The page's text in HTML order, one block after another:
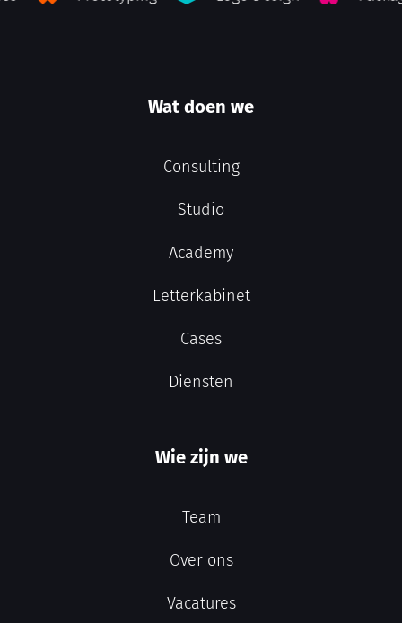
Wat doen we
Consulting
Studio
Academy
Letterkabinet
Cases
Diensten
Wie zijn we
Team
Over ons
Vacatures